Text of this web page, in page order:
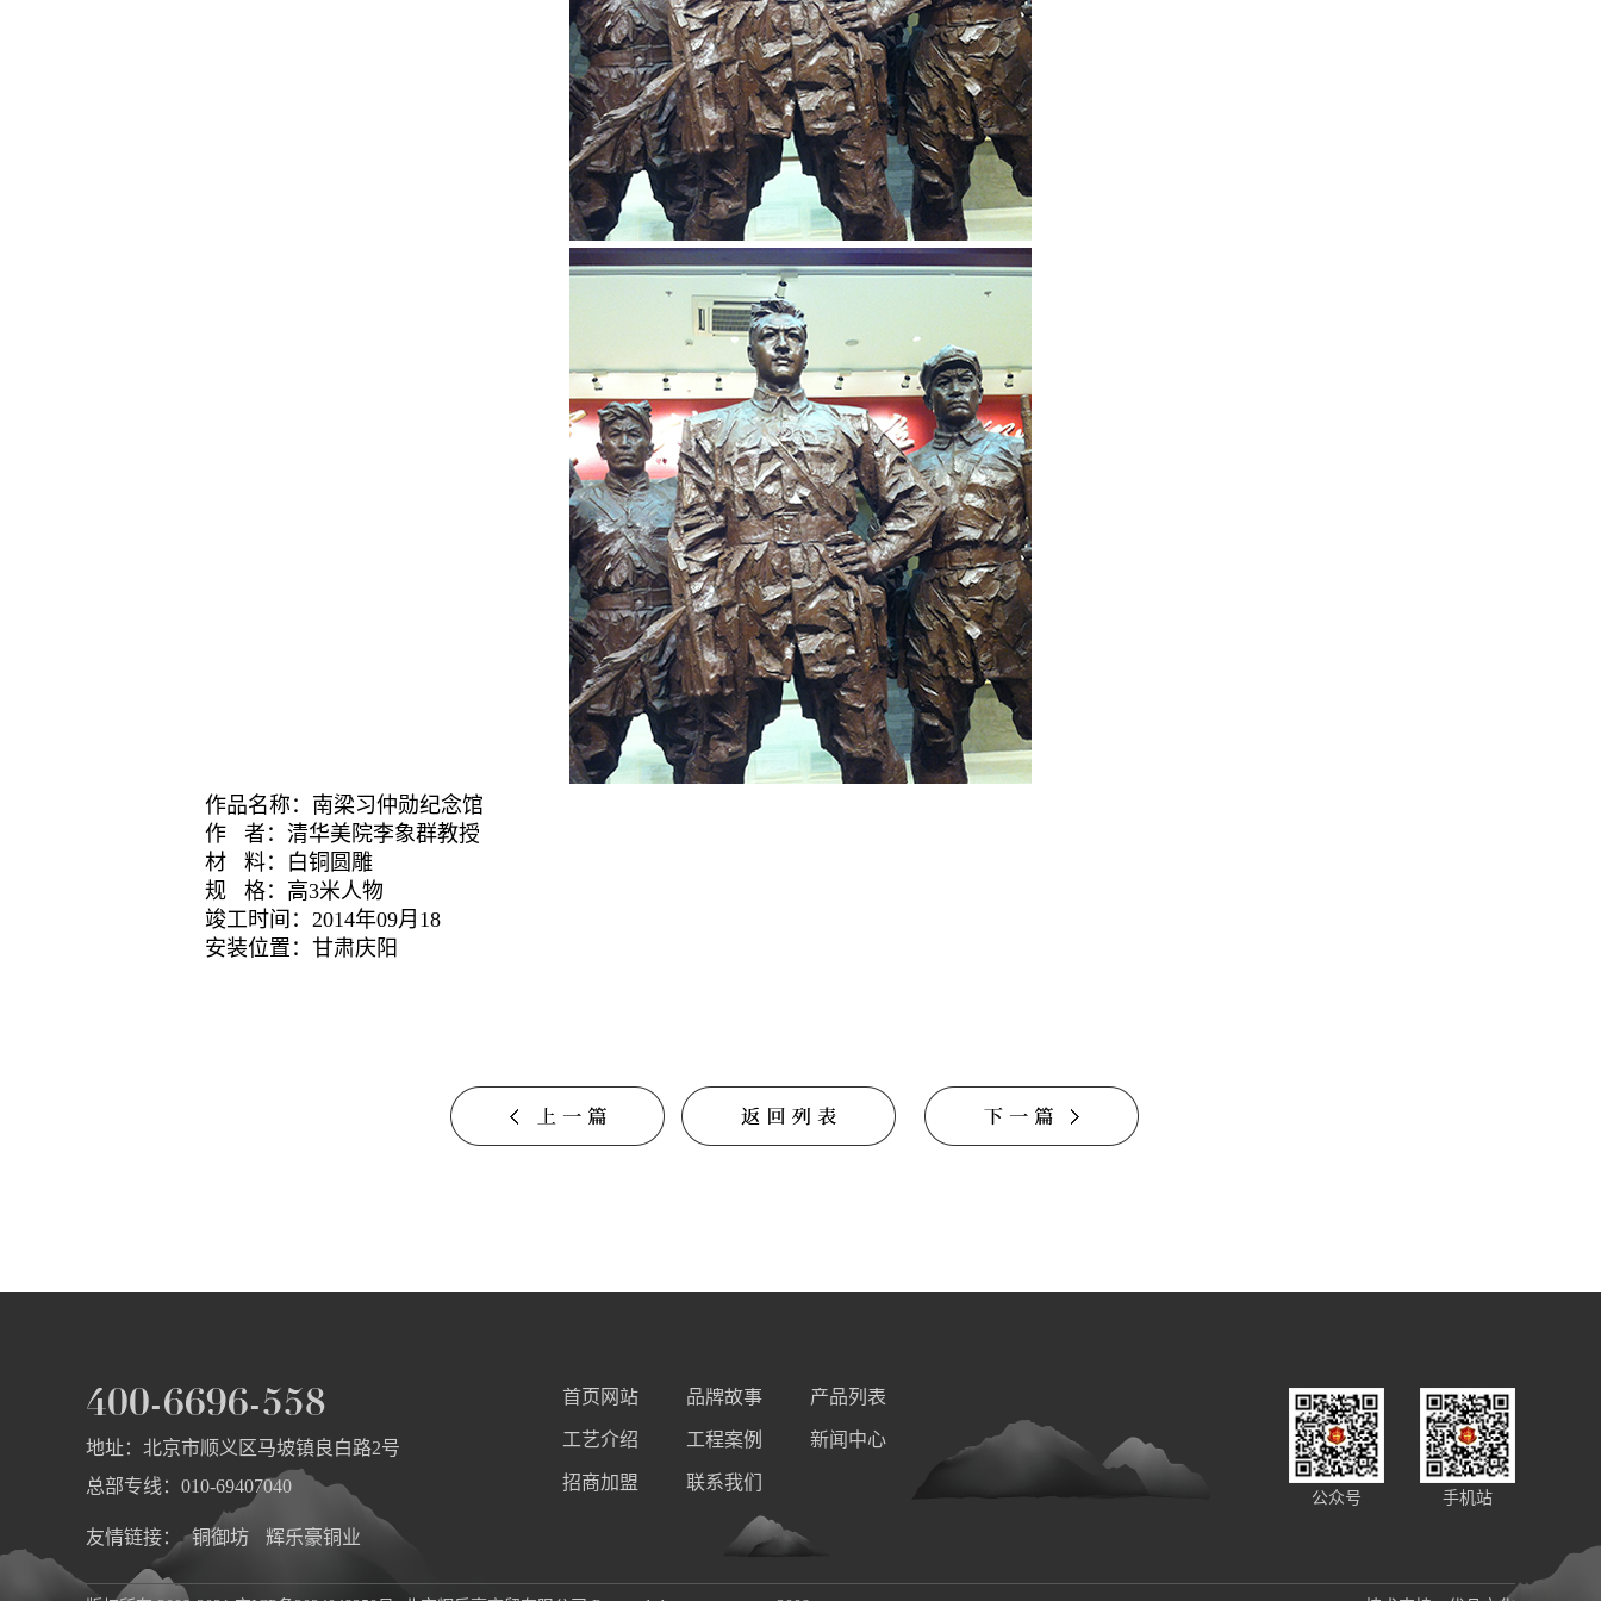
作品名称： 南梁习仲勋纪念馆
作 者： 清华美院李象群教授
材 料： 白铜圆雕
规 格： 高3米人物
竣工时间： 2014年09月18
安装位置： 甘肃庆阳
地址：北京市顺义区马坡镇良白路2号
总部专线：010-69407040
首页网站 品牌故事 产品列表
工艺介绍 工程案例 新闻中心
招商加盟 联系我们
公众号 手机站
友情链接： 铜御坊 辉乐豪铜业